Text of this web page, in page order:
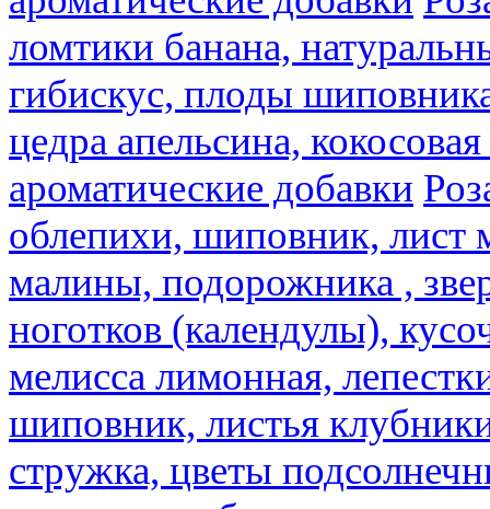
ломтики банана,
гибискус, плоды
цедра апельсина,
ароматические добавки
облепихи, шиповник, лист
малины, подорожника ,
ноготков (календулы),
мелисса лимонная,
шиповник, листья
стружка, цветы